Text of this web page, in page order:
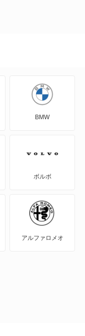
BMW
ボルボ
アルファロメオ